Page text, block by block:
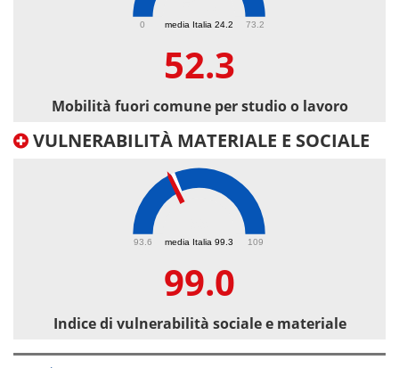
media Italia 24.2
0 73.2
52.3
Mobilità fuori comune per studio o lavoro
VULNERABILITÀ MATERIALE E SOCIALE
media Italia 99.3
93.6 109
99.0
Indice di vulnerabilità sociale e materiale